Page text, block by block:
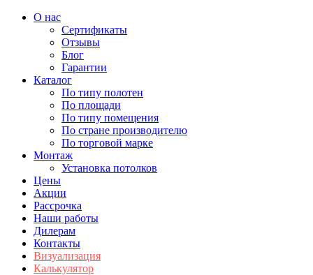
О нас
Сертификаты
Отзывы
Блог
Гарантии
Каталог
По типу полотен
По площади
По типу помещения
По стране производителю
По торговой марке
Монтаж
Установка потолков
Цены
Акции
Рассрочка
Наши работы
Дилерам
Контакты
Визуализация
Калькулятор